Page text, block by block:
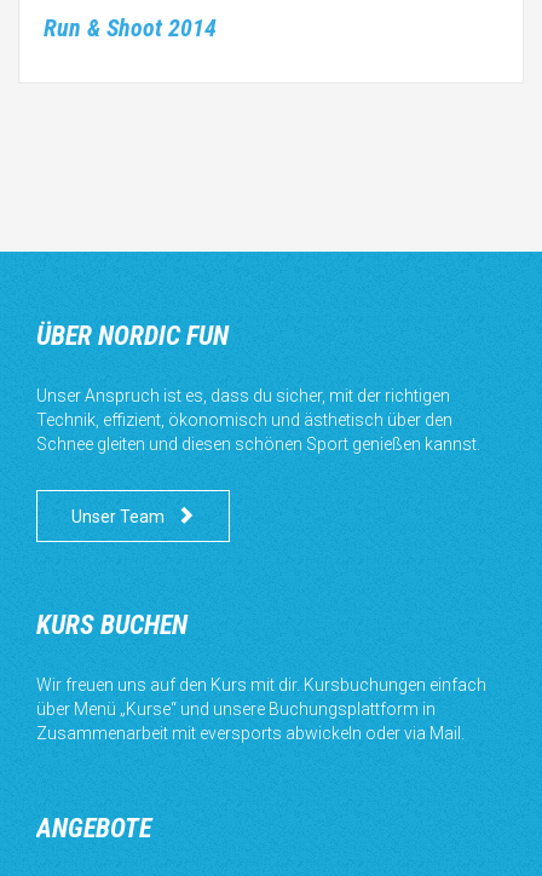
Run & Shoot 2014
ÜBER NORDIC FUN
Unser Anspruch ist es, dass du sicher, mit der richtigen
Technik, effizient, ökonomisch und ästhetisch über den
Schnee gleiten und diesen schönen Sport genießen kannst.
Unser Team 
KURS BUCHEN
Wir freuen uns auf den Kurs mit dir. Kursbuchungen einfach
über Menü „Kurse“ und unsere Buchungsplattform in
Zusammenarbeit mit eversports abwickeln oder via Mail.
ANGEBOTE